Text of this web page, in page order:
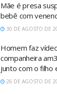
Mãe é presa
bebê com
30 DE AGOSTO DE
Homem faz
companheira
junto com o filho
26 DE AGOSTO DE